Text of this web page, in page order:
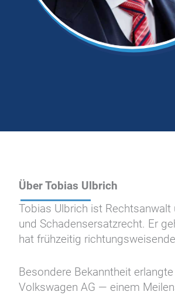
Über Tobias Ulbrich
Tobias Ulbrich ist
und Schadensersatzrecht. Er
hat frühzeitig
Besondere Bekanntheit
Volkswagen AG — einem